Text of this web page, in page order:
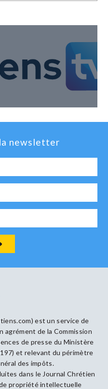
newsletter
est un service de
agrément de la Commission
de presse du Ministère
et relevant du périmètre
des impôts.
dans le Journal Chrétien
propriété intellectuelle